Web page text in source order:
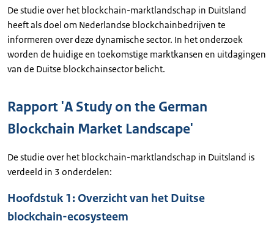
De studie over het blockchain-marktlandschap in Duitsland
heeft als doel om Nederlandse blockchainbedrijven te
informeren over deze dynamische sector. In het onderzoek
worden de huidige en toekomstige marktkansen en uitdagingen
van de Duitse blockchainsector belicht.
Rapport 'A Study on the German
Blockchain Market Landscape'
De studie over het blockchain-marktlandschap in Duitsland is
verdeeld in 3 onderdelen:
Hoofdstuk 1: Overzicht van het Duitse
blockchain-ecosysteem